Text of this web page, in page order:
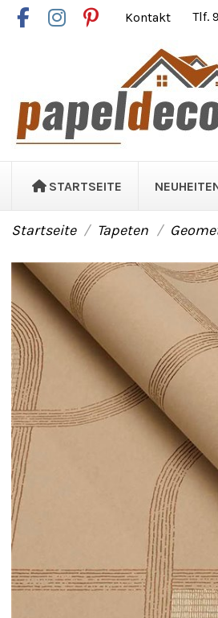
Kontakt Tlf.
STARTSEITE
Startseite Tapeten